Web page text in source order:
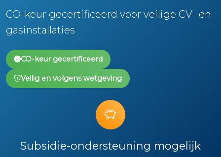
CO-keur gecertificeerd voor veilige CV- en
gasinstallaties
CO-keur gecertificeerd
Veilig en volgens wetgeving
Subsidie-ondersteuning mogelijk